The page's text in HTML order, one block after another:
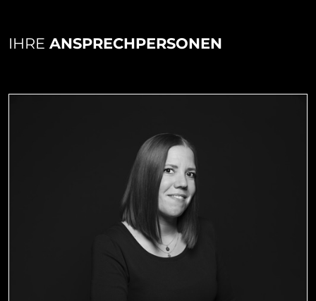
IHRE ANSPRECHPERSONEN